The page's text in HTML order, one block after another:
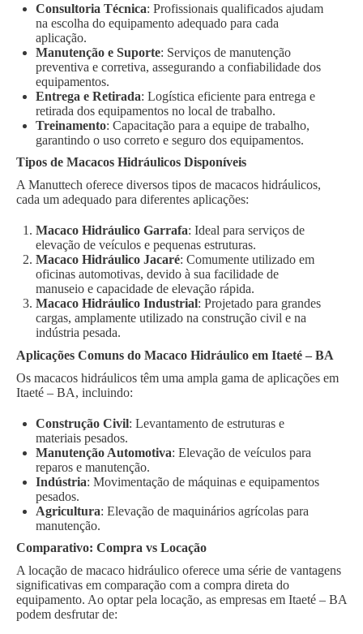
Consultoria Técnica: Profissionais qualificados ajudam
na escolha do equipamento adequado para cada
aplicação.
Manutenção e Suporte: Serviços de manutenção
preventiva e corretiva, assegurando a confiabilidade dos
equipamentos.
Entrega e Retirada: Logística eficiente para entrega e
retirada dos equipamentos no local de trabalho.
Treinamento: Capacitação para a equipe de trabalho,
garantindo o uso correto e seguro dos equipamentos.
Tipos de Macacos Hidráulicos Disponíveis
A Manuttech oferece diversos tipos de macacos hidráulicos,
cada um adequado para diferentes aplicações:
Macaco Hidráulico Garrafa: Ideal para serviços de
elevação de veículos e pequenas estruturas.
Macaco Hidráulico Jacaré: Comumente utilizado em
oficinas automotivas, devido à sua facilidade de
manuseio e capacidade de elevação rápida.
Macaco Hidráulico Industrial: Projetado para grandes
cargas, amplamente utilizado na construção civil e na
indústria pesada.
Aplicações Comuns do Macaco Hidráulico em Itaeté – BA
Os macacos hidráulicos têm uma ampla gama de aplicações em
Itaeté – BA, incluindo:
Construção Civil: Levantamento de estruturas e
materiais pesados.
Manutenção Automotiva: Elevação de veículos para
reparos e manutenção.
Indústria: Movimentação de máquinas e equipamentos
pesados.
Agricultura: Elevação de maquinários agrícolas para
manutenção.
Comparativo: Compra vs Locação
A locação de macaco hidráulico oferece uma série de vantagens
significativas em comparação com a compra direta do
equipamento. Ao optar pela locação, as empresas em Itaeté – BA
podem desfrutar de: